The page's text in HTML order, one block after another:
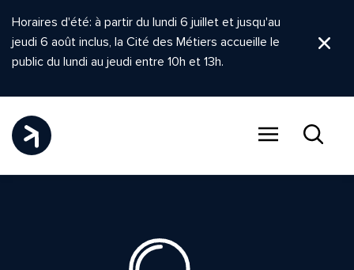
Horaires d'été: à partir du lundi 6 juillet et jusqu'au
jeudi 6 août inclus, la Cité des Métiers accueille le
public du lundi au jeudi entre 10h et 13h.